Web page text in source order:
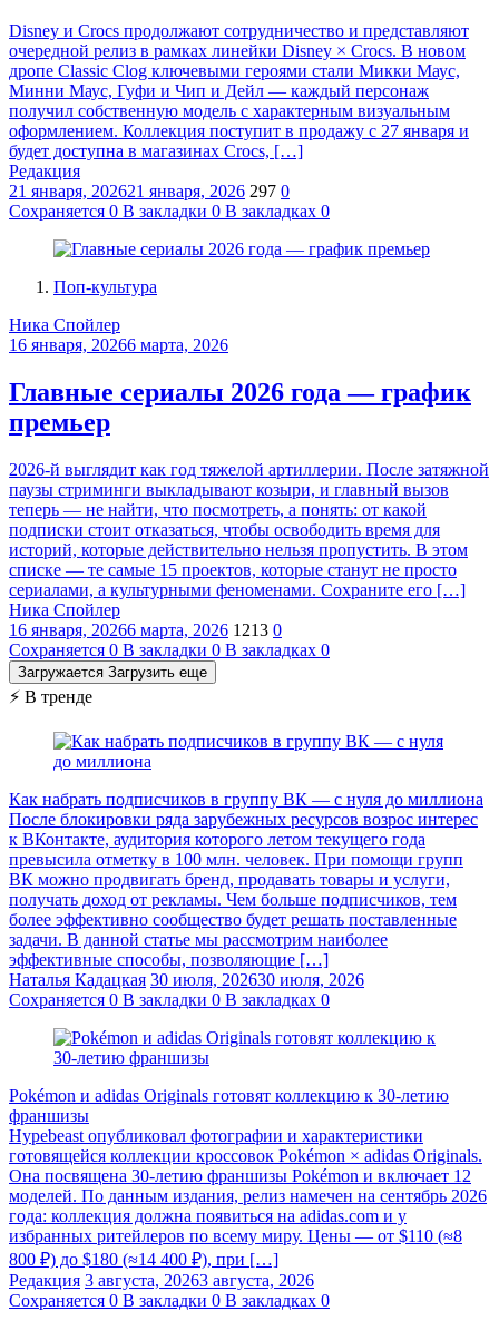
Disney и Crocs продолжают сотрудничество и представляют
очередной релиз в рамках линейки Disney × Crocs. В новом
дропе Classic Clog ключевыми героями стали Микки Маус,
Минни Маус, Гуфи и Чип и Дейл — каждый персонаж
получил собственную модель с характерным визуальным
оформлением. Коллекция поступит в продажу с 27 января и
будет доступна в магазинах Crocs, […]
Редакция
21 января, 202621 января, 2026 297 0
Сохраняется 0 В закладки 0 В закладках 0
Поп-культура
Ника Спойлер
16 января, 20266 марта, 2026
Главные сериалы 2026 года — график
премьер
2026-й выглядит как год тяжелой артиллерии. После затяжной
паузы стриминги выкладывают козыри, и главный вызов
теперь — не найти, что посмотреть, а понять: от какой
подписки стоит отказаться, чтобы освободить время для
историй, которые действительно нельзя пропустить. В этом
списке — те самые 15 проектов, которые станут не просто
сериалами, а культурными феноменами. Сохраните его […]
Ника Спойлер
16 января, 20266 марта, 2026 1213 0
Сохраняется 0 В закладки 0 В закладках 0
Загружается Загрузить еще
⚡ В тренде
Как набрать подписчиков в группу ВК — с нуля до миллиона
После блокировки ряда зарубежных ресурсов возрос интерес
к ВКонтакте, аудитория которого летом текущего года
превысила отметку в 100 млн. человек. При помощи групп
ВК можно продвигать бренд, продавать товары и услуги,
получать доход от рекламы. Чем больше подписчиков, тем
более эффективно сообщество будет решать поставленные
задачи. В данной статье мы рассмотрим наиболее
эффективные способы, позволяющие […]
Наталья Кадацкая 30 июля, 202630 июля, 2026
Сохраняется 0 В закладки 0 В закладках 0
Pokémon и adidas Originals готовят коллекцию к 30-летию
франшизы
Hypebeast опубликовал фотографии и характеристики
готовящейся коллекции кроссовок Pokémon × adidas Originals.
Она посвящена 30-летию франшизы Pokémon и включает 12
моделей. По данным издания, релиз намечен на сентябрь 2026
года: коллекция должна появиться на adidas.com и у
избранных ритейлеров по всему миру. Цены — от $110 (≈8
800 ₽) до $180 (≈14 400 ₽), при […]
Редакция 3 августа, 20263 августа, 2026
Сохраняется 0 В закладки 0 В закладках 0